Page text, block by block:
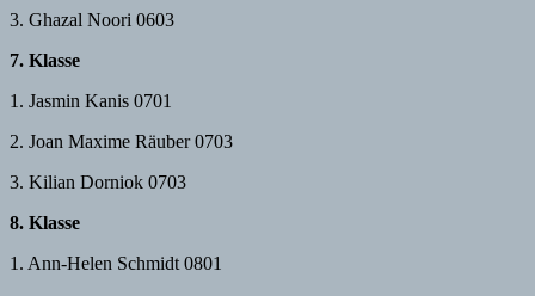
3. Ghazal Noori 0603
7. Klasse
1. Jasmin Kanis 0701
2. Joan Maxime Räuber 0703
3. Kilian Dorniok 0703
8. Klasse
1. Ann-Helen Schmidt 0801